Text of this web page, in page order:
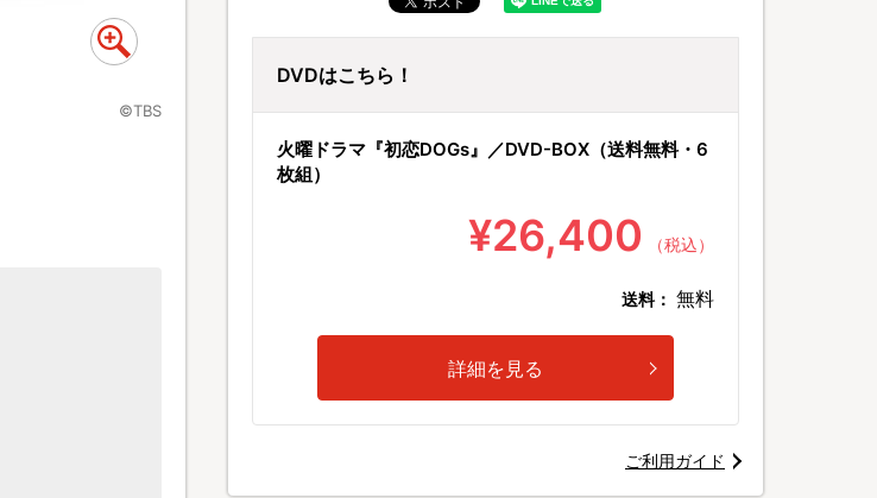
©TBS
DVDはこちら！
火曜ドラマ『初恋DOGs』／DVD-BOX（送料無料・6
枚組）
¥26,400 （税込）
送料： 無料
詳細を見る
ご利用ガイド